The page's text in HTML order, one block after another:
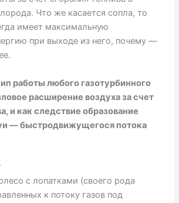
Что же касается сопла, то
имеет максимальную
при выходе из него, почему —
работы любого газотурбинного
расширение воздуха за счет
и как следствие образование
— быстродвижущегося потока
с лопатками (своего рода
к потоку газов под